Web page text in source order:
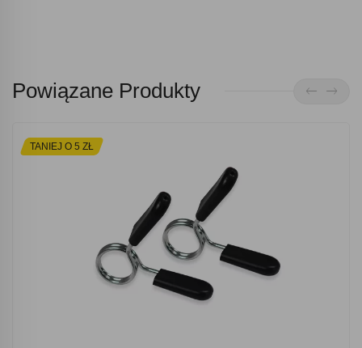
Powiązane Produkty
TANIEJ O 5 ZŁ